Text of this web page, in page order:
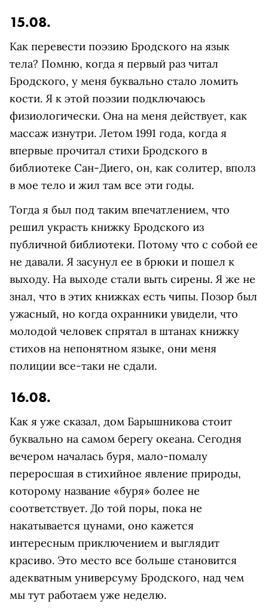
15.08.
Как перевести поэзию Бродского на язык
тела? Помню, когда я первый раз читал
Бродского, у меня буквально стало ломить
кости. Я к этой поэзии подключаюсь
физиологически. Она на меня действует, как
массаж изнутри. Летом 1991 года, когда я
впервые прочитал стихи Бродского в
библиотеке Сан-Диего, он, как солитер, вполз
в мое тело и жил там все эти годы.
Тогда я был под таким впечатлением, что
решил украсть книжку Бродского из
публичной библиотеки. Потому что с собой ее
не давали. Я засунул ее в брюки и пошел к
выходу. На выходе стали выть сирены. Я же не
знал, что в этих книжках есть чипы. Позор был
ужасный, но когда охранники увидели, что
молодой человек спрятал в штанах книжку
стихов на непонятном языке, они меня
полиции все-таки не сдали.
16.08.
Как я уже сказал, дом Барышникова стоит
буквально на самом берегу океана. Сегодня
вечером началась буря, мало-помалу
переросшая в стихийное явление природы,
которому название «буря» более не
соответствует. До той поры, пока не
накатывается цунами, оно кажется
интересным приключением и выглядит
красиво. Это место все больше становится
адекватным универсуму Бродского, над чем
мы тут работаем уже неделю.